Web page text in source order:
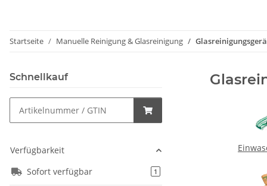
Startseite Manuelle Reinigung & Glasreinigung
Schnellkauf
Verfügbarkeit
Sofort verfügbar
1Artikel gefunden